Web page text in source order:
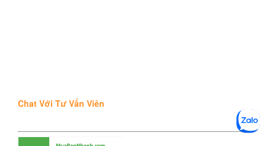
Chat Với Tư Vấn Viên